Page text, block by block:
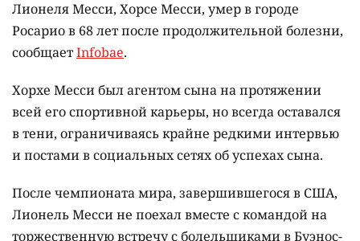
Лионеля Месси, Хорсе Месси, умер в городе
Росарио в 68 лет после продолжительной болезни,
сообщаетInfobae.
Хорхе Месси был агентом сына на протяжении
всей его спортивной карьеры, но всегда оставался
в тени, ограничиваясь крайне редкими интервью
и постами в социальных сетях об успехах сына.
После чемпионата мира, завершившегося в США,
Лионель Месси не поехал вместе с командой на
торжественную встречу с болельщиками в Буэнос-